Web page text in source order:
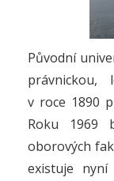
Původní
právnickou,
v roce 1890
Roku 1969
oborových
existuje nyní